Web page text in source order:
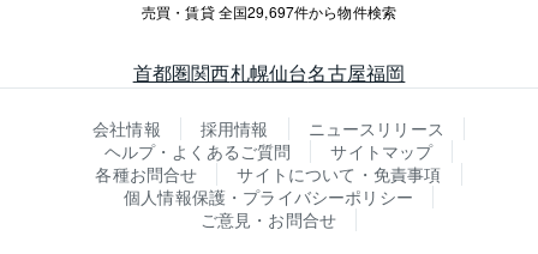
売買・賃貸 全国29,697件から物件検索
首都圏関西札幌仙台名古屋福岡
会社情報 採用情報
ニュースリリース
ヘルプ・よくあるご質問
サイトマップ
各種お問合せ
サイトについて・免責事項
個人情報保護・プライバシーポリシー
ご意見・お問合せ